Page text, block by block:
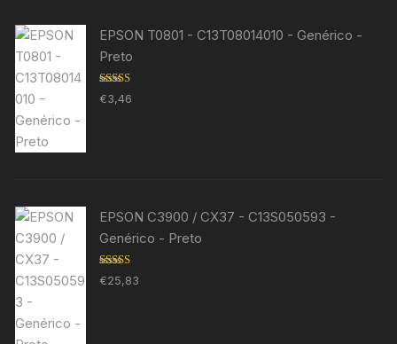
EPSON T0801 - C13T08014010 - Genérico -
Preto
Avaliação
5.00 de 5
€3,46
EPSON C3900 / CX37 - C13S050593 -
Genérico - Preto
Avaliação
5.00de 5
€25,83